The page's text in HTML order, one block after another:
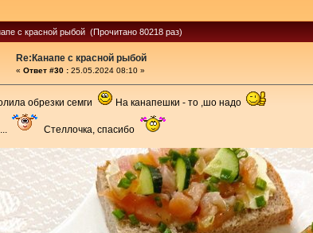
с красной рыбой (Прочитано 80218 раз)
Re:Канапе с красной рыбой
« Ответ #30 : 25.05.2024 08:10 »
обрезки семги На канапешки - то ,шо надо
Стеллочка, спасибо